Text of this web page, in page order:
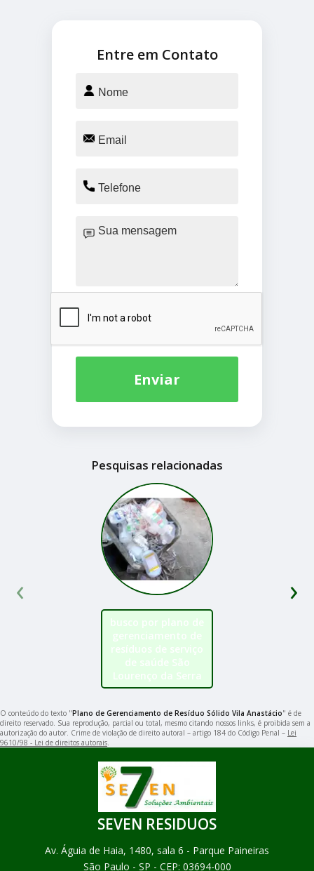
Entre em Contato
Enviar
Pesquisas relacionadas
busco por plano de
gerenciamento de
resíduos de serviço
de saúde São
Lourenço da Serra
‹ ›
O conteúdo do texto "Plano de Gerenciamento de Resíduo Sólido Vila Anastácio" é de
direito reservado. Sua reprodução, parcial ou total, mesmo citando nossos links, é proibida sem a
autorização do autor. Crime de violação de direito autoral – artigo 184 do Código Penal – Lei
9610/98 - Lei de direitos autorais.
SEVEN RESIDUOS
Av. Águia de Haia, 1480, sala 6 - Parque Paineiras
São Paulo - SP - CEP: 03694-000